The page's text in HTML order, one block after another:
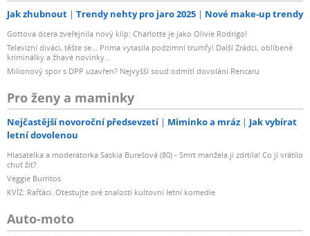
Jak zhubnout Trendy nehty pro jaro 2025 Nové make-up trendy
Gottova dcera zveřejnila nový klip: Charlotte je jako Olivie Rodrigo!
Televizní diváci, těšte se... Prima vytasila podzimní trumfy! Další Zrádci, oblíbené
kriminálky a žhavé novinky...
Milionový spor s DPP uzavřen? Nejvyšší soud odmítl dovolání Rencaru
Pro ženy a maminky
Nejčastější novoroční předsevzetí Miminko a mráz
Jak vybírat
letní dovolenou
Hlasatelka a moderátorka Saskia Burešová (80) - Smrt manžela ji zdrtila! Co jí vrátilo
chuť žít?
Veggie Burritos
KVÍZ: Rafťáci. Otestujte své znalosti kultovní letní komedie
Auto-moto